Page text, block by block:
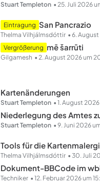
Stuart Templeton 25. Juli 2026
Eintragung San Pancrazio
Thelma Vilhjálmsdóttir
6. August
Vergrößerung mē šarrūti
Gilgamesh 2. August 2026 um
Kartenänderungen
Stuart Templeton 1. August
Niederlegung des Amtes zum
Stuart Templeton 9. Juni 2026
Tools für die
Thelma Vilhjálmsdóttir 30. Juli
Dokument-BBCode im
Techniker 12. Februar 2026 um